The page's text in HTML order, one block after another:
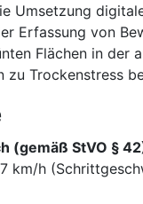
Umsetzung
Erfassung von
Flächen in der
Trockenstress
(gemäß StVO §
km/h